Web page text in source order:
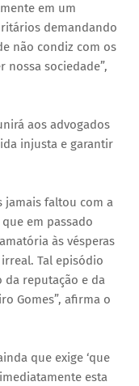
em um
demandando
não condiz com os
nossa sociedade”,
aos advogados
injusta e garantir
jamais faltou com a
em passado
às vésperas
Tal episódio
da reputação e da
Gomes”, afirma o
que exige ‘que
esta